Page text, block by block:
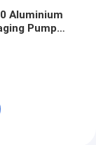
Aluminium
Pump